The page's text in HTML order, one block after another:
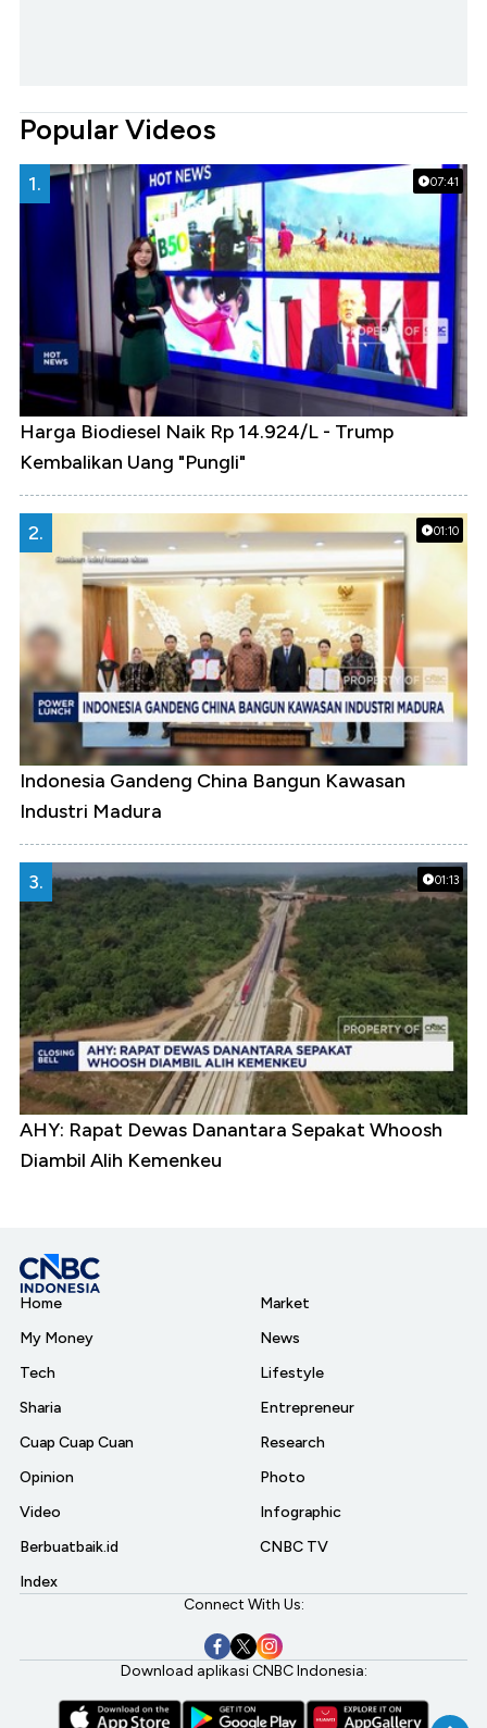
Popular Videos
07:41
1.
Harga Biodiesel Naik Rp 14.924/L - Trump
Kembalikan Uang "Pungli"
01:10
2.
Indonesia Gandeng China Bangun Kawasan
Industri Madura
01:13
3.
AHY: Rapat Dewas Danantara Sepakat Whoosh
Diambil Alih Kemenkeu
Home
My Money
Tech
Sharia
Cuap Cuap Cuan
Opinion
Video
Berbuatbaik.id
Index
Market
News
Lifestyle
Entrepreneur
Research
Photo
Infographic
CNBC TV
Connect With Us:
Download aplikasi CNBC Indonesia: